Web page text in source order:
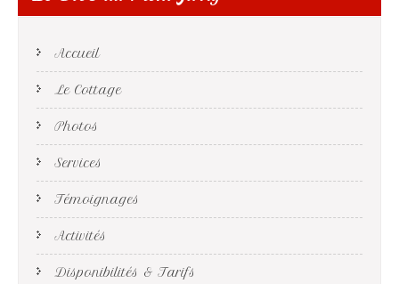
Accueil
Le Cottage
Photos
Services
Témoignages
Activités
Disponibilités & Tarifs